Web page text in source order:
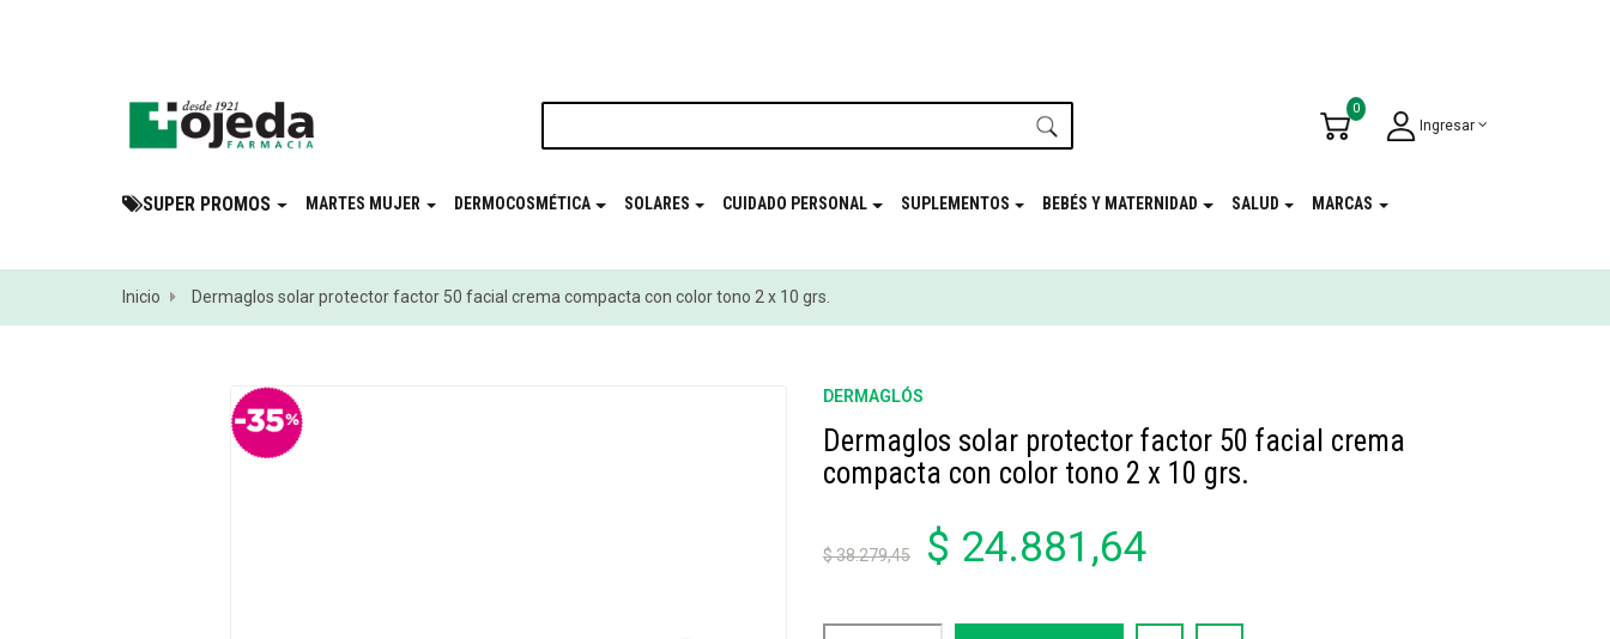
Ingresar
0
SUPER PROMOS MARTES MUJER DERMOCOSMÉTICA SOLARES CUIDADO PERSONAL SUPLEMENTOS BEBÉS Y MATERNIDAD SALUD MARCAS
Inicio Dermaglos solar protector factor 50 facial crema compacta con color tono 2 x 10 grs.
DERMAGLÓS
Dermaglos solar protector factor 50 facial crema
compacta con color tono 2 x 10 grs.
$ 38.279,45 $ 24.881,64